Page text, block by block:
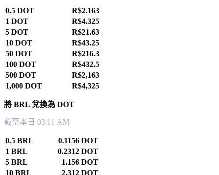
0.5 DOT
R$2.163
1 DOT
R$4.325
5 DOT
R$21.63
10 DOT
R$43.25
50 DOT
R$216.3
100 DOT
R$432.5
500 DOT
R$2,163
1,000 DOT
R$4,325
將 BRL 兌換為 DOT
截至本日 03:11 AM
0.5 BRL
0.1156 DOT
1 BRL
0.2312 DOT
5 BRL
1.156 DOT
10 BRL
2.312 DOT